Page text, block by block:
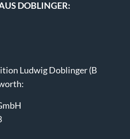
DOBLINGER:
Ludwig Doblinger (B